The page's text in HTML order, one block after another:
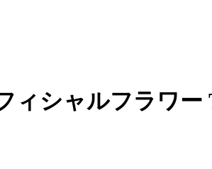
ィシャルフラワー